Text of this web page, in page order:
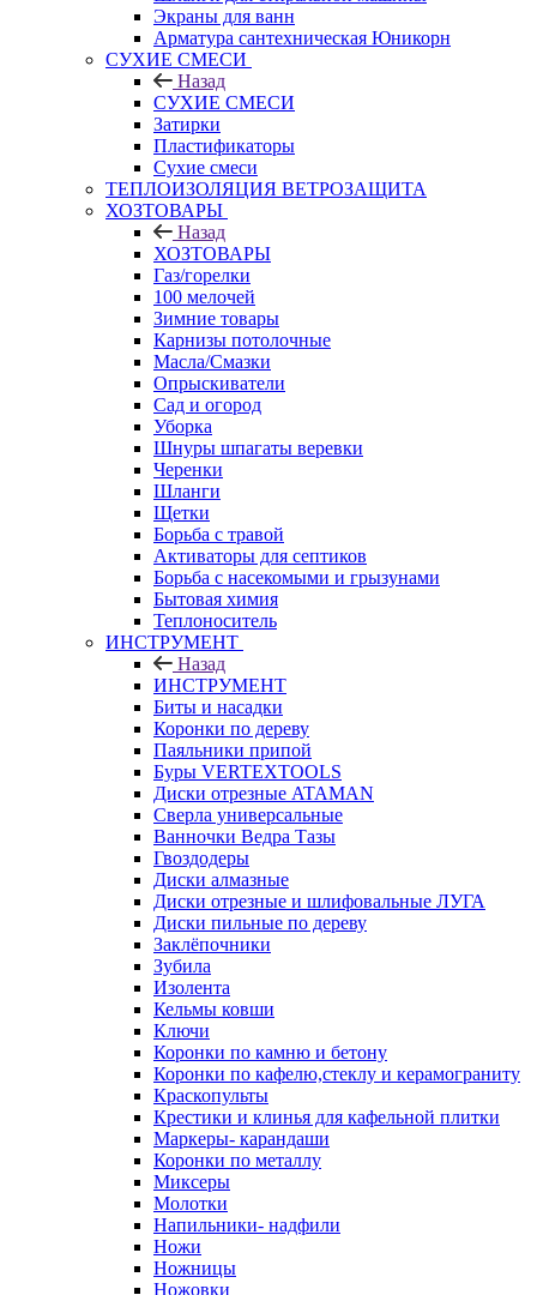
Экраны для ванн
Арматура сантехническая Юникорн
СУХИЕ СМЕСИ
Назад
СУХИЕ СМЕСИ
Затирки
Пластификаторы
Сухие смеси
ТЕПЛОИЗОЛЯЦИЯ ВЕТРОЗАЩИТА
ХОЗТОВАРЫ
Назад
ХОЗТОВАРЫ
Газ/горелки
100 мелочей
Зимние товары
Карнизы потолочные
Масла/Смазки
Опрыскиватели
Сад и огород
Уборка
Шнуры шпагаты веревки
Черенки
Шланги
Щетки
Борьба с травой
Активаторы для септиков
Борьба с насекомыми и грызунами
Бытовая химия
Теплоноситель
ИНСТРУМЕНТ
Назад
ИНСТРУМЕНТ
Биты и насадки
Коронки по дереву
Паяльники припой
Буры VERTEXTOOLS
Диски отрезные ATAMAN
Сверла универсальные
Ванночки Ведра Тазы
Гвоздодеры
Диски алмазные
Диски отрезные и шлифовальные ЛУГА
Диски пильные по дереву
Заклёпочники
Зубила
Изолента
Кельмы ковши
Ключи
Коронки по камню и бетону
Коронки по кафелю,стеклу и керамограниту
Краскопульты
Крестики и клинья для кафельной плитки
Маркеры- карандаши
Коронки по металлу
Миксеры
Молотки
Напильники- надфили
Ножи
Ножницы
Ножовки